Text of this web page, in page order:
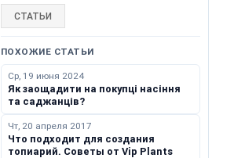
СТАТЬИ
ПОХОЖИЕ СТАТЬИ
Ср, 19 июня 2024
Як заощадити на покупці насіння
та саджанців?
Чт, 20 апреля 2017
Что подходит для создания
топиарий. Советы от Vip Plants